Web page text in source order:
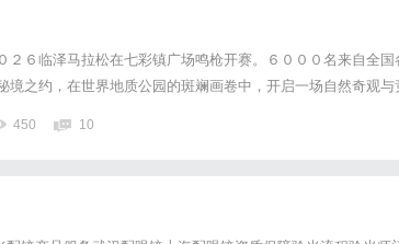
２６临泽马拉松在七彩镇广场鸣枪开赛。６０００名来自全国
境之约，在世界地质公园的斑斓画卷中，开启一场自然奇观与
河十届积淀，铸就荣耀丰碑；新程开启，再赴丹霞之约。本届
导，临泽县人民政府主办，临泽县文体广电和旅游局...
450 10